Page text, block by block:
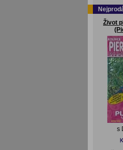
Život
s